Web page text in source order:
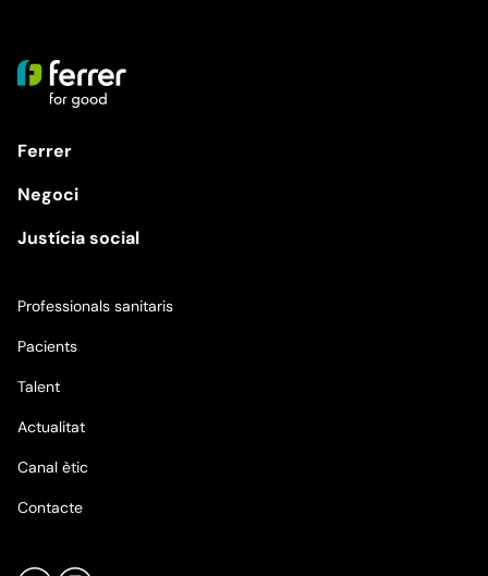
Ferrer
Negoci
Justícia social
Professionals sanitaris
Pacients
Talent
Actualitat
Canal ètic
Contacte